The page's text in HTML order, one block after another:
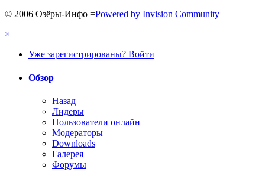
© 2006 Озёры-Инфо =Powered by Invision Community
×
Уже зарегистрированы? Войти
Обзор
Назад
Лидеры
Пользователи онлайн
Модераторы
Downloads
Галерея
Форумы